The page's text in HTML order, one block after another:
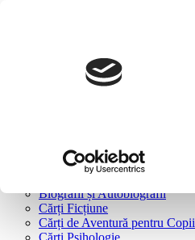
Cărți după tipologie
Cărți Dezvoltare Personală
Cărți Familie & Cuplu
Biografii și Autobiografii
Cărți Ficțiune
Cărți de Aventură pentru Copii
Cărți Psihologie